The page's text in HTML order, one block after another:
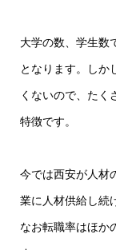
大学の数、学生数
となります。しか
くないので、たく
特徴です。
今では西安が人材
業に人材供給し続
なお転職率はほか